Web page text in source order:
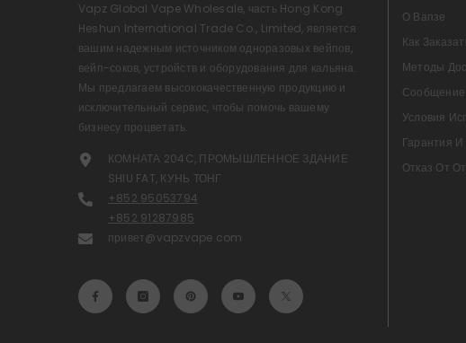
Vapz Global Vape Wholesale, часть Hong Kong
Heshun International Trade Co., Limited, является
вашим надежным источником одноразовых вейпов,
вейп-соков, устройств и оборудования для кальяна.
Мы предлагаем высококачественную продукцию и
исключительный сервис, чтобы помочь вашему
бизнесу процветать.
КОМНАТА 204C, ПРОМЫШЛЕННОЕ ЗДАНИЕ
SHIU FAT, КУНЬ ТОНГ
+852 95053794
+852 91287985
привет@vapzvape.com
О Вапзе
Как
Методы
Сообщение
Условия
Гарантия И
Отказ От